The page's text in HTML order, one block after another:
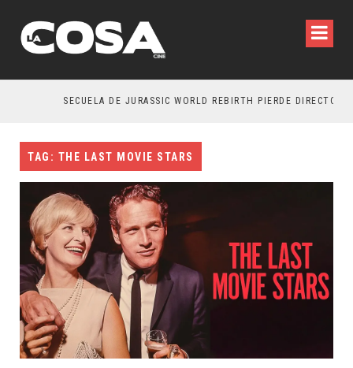
SECUELA DE JURASSIC WORLD REBIRTH PIERDE DIRECTOR
TAG: THE LAST MOVIE STARS